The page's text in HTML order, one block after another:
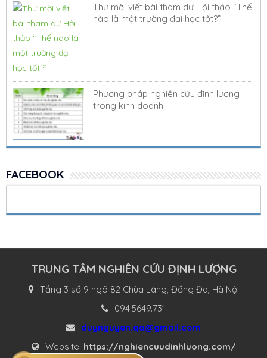
Thư mời viết bài tham dự Hội thảo “Thế
nào là một trường đại học tốt?”
Phương pháp nghiên cứu định lượng
trong kinh doanh
FACEBOOK
TRUNG TÂM NGHIÊN CỨU ĐỊNH LƯỢNG
Tầng 3 số 9 ngõ 82 Chùa Láng, Đống Đa, Hà Nội
094.5649.731
duynguyen.qa@gmail.com
Website: https://nghiencuudinhluong.com/